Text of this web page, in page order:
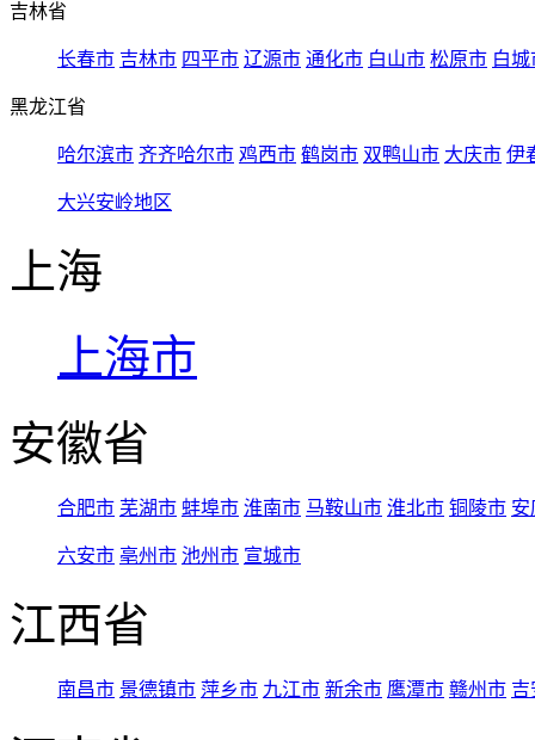
吉林省
长春市 吉林市 四平市 辽源市 通化市 白山市 松原市 白城
黑龙江省
哈尔滨市 齐齐哈尔市 鸡西市 鹤岗市 双鸭山市 大庆市 伊
大兴安岭地区
上海
上海市
安徽省
合肥市 芜湖市 蚌埠市 淮南市 马鞍山市 淮北市 铜陵市 安
六安市 亳州市 池州市 宣城市
江西省
南昌市 景德镇市 萍乡市 九江市 新余市 鹰潭市 赣州市 吉